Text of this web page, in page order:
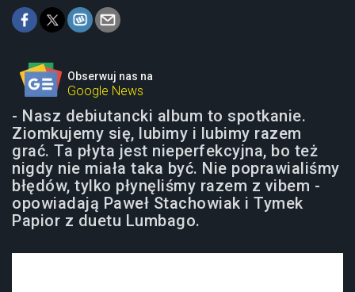
Obserwuj nas na
Google News
- Nasz debiutancki album to spotkanie.
Ziomkujemy się, lubimy i lubimy razem
grać. Ta płyta jest nieperfekcyjna, bo też
nigdy nie miała taka być. Nie poprawialiśmy
błędów, tylko płynęliśmy razem z vibem -
opowiadają Paweł Stachowiak i Tymek
Papior z duetu Lumbago.